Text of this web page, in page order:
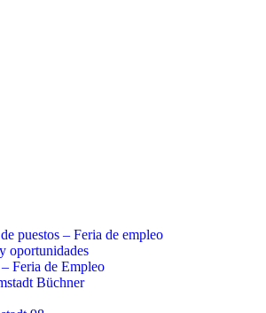
puestos – Feria de empleo
oportunidades
Feria de Empleo
Büchner